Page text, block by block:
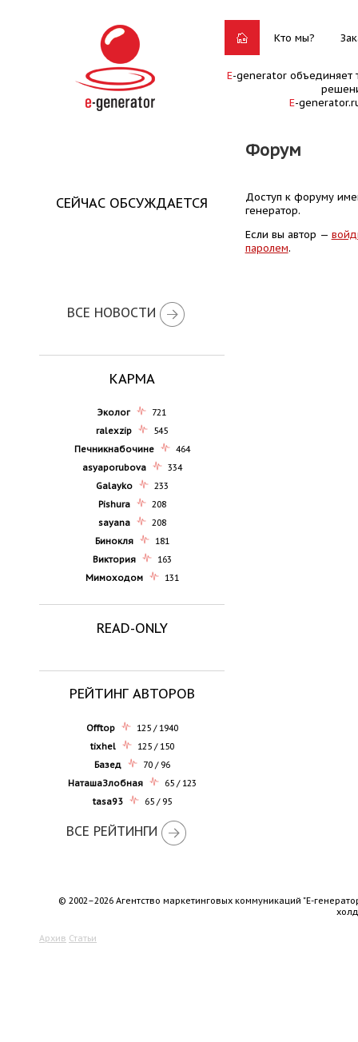
Кто мы?
E-generator объединяет
E-
Форум
СЕЙЧАС ОБСУЖДАЕТСЯ
ВСЕ НОВОСТИ
КАРМА
Эколог
721
ralexzip
545
Печникнабочине
464
asyaporubova
334
Galayko
233
Pishura
208
sayana
208
Бинокля
181
Виктория
163
Мимоходом
131
READ-ONLY
РЕЙТИНГ АВТОРОВ
Offtop
125 / 1940
tixhel
125 / 150
Базед
70 / 96
НаташаЗлобная
65 / 123
tasa93
65 / 95
ВСЕ РЕЙТИНГИ
Доступ к форуму
генератор.
Если вы автор —
паролем.
© 2002–2026 Агентство маркетинговых коммуникаций "Е-
Архив Статьи